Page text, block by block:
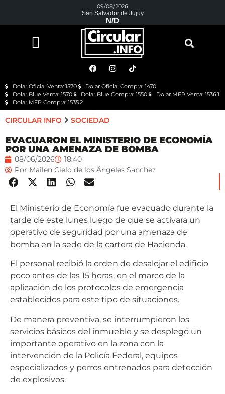
09/08/2026
San Salvador de Jujuy
N/D
Dolar Oficial Venta: 1570
Dolar Oficial Compra: 1470
Dolar Blue Venta: 1570
Dolar Blue Compra: 1550
Dolar MEP Venta: 1536.1
Dolar MEP Compra: 1535.2
CIRCULAR INFO SOCIEDAD
EVACUARON EL MINISTERIO DE ECONOMÍA
POR UNA AMENAZA DE BOMBA
08/06/2026
18:40
Por Mailen Cielo de los Ángeles Sanchez
El Ministerio de Economía fue evacuado durante la
tarde de este lunes luego de que se activara un
operativo de seguridad por una amenaza de
bomba en la sede de la cartera de Hacienda.
El personal recibió la orden de desalojar el edificio
poco antes de las 15 horas, en el marco de la
aplicación de los protocolos de emergencia
establecidos para este tipo de situaciones.
De manera preventiva, se interrumpieron los
servicios básicos del inmueble y se desplegó un
importante operativo en la zona con la
intervención de la Policía Federal, equipos
especializados y perros entrenados para detección
de explosivos.